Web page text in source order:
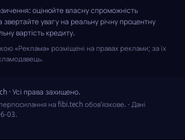
оцінюйте власну спроможність
увагу на реальну річну процентну
вартість кредиту.
«Реклама» розміщені на правах реклами; за їх
· Усі права захищено.
на fibi.tech обов’язкове. · Дані
03.